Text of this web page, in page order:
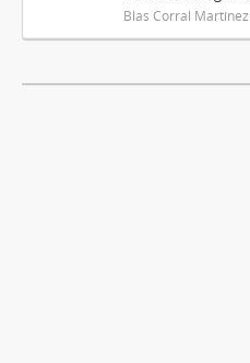
Blas Corral Martínez